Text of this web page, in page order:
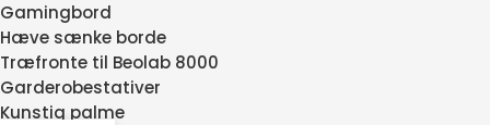
Gamingbord
Hæve sænke borde
Træfronte til Beolab 8000
Garderobestativer
Kunstig palme